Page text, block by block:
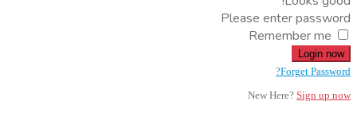
Please enter password
Remember me
Login now
Forget Password?
New Here? Sign up now